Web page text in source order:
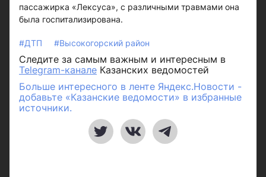
пассажирка «Лексуса», с различными травмами она
была госпитализирована.
#ДТП #Высокогорский район
Следите за самым важным и интересным в
Telegram-канале Казанских ведомостей
Больше интересного в ленте Яндекс.Новости -
добавьте «Казанские ведомости» в избранные
источники.